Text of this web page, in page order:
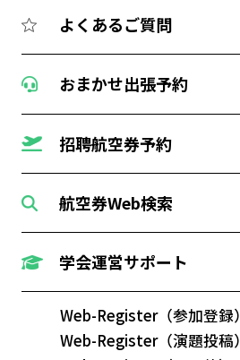
よくあるご質問
おまかせ出張予約
招聘航空券予約
航空券Web検索
学会運営サポート
Web-Register（参加登録）
Web-Register（演題投稿）